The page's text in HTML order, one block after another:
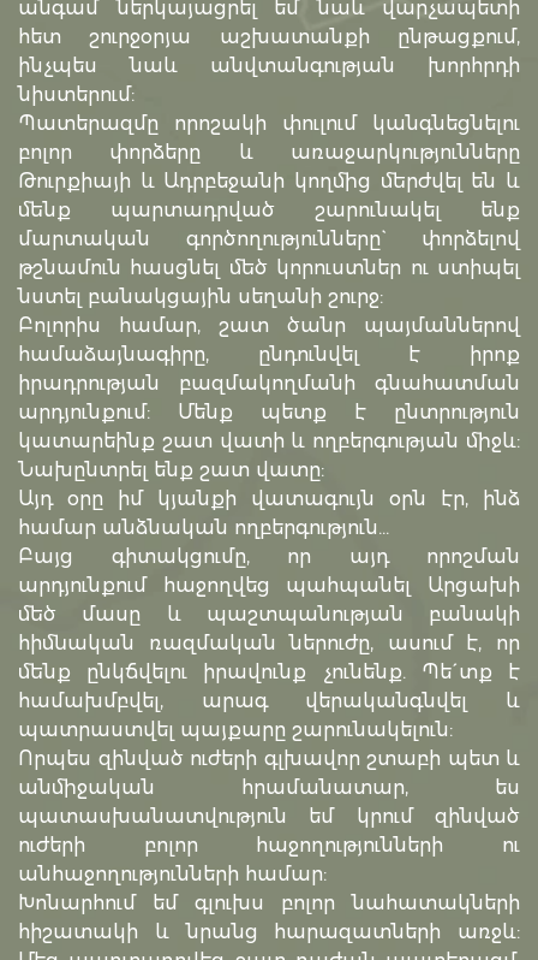
անգամ ներկայացրել եմ նաև վարչապետի
հետ շուրջօրյա աշխատանքի ընթացքում,
ինչպես նաև անվտանգության խորհրդի
նիստերում:
Պատերազմը որոշակի փուլում կանգնեցնելու
բոլոր փորձերը և առաջարկությունները
Թուրքիայի և Ադրբեջանի կողմից մերժվել են և
մենք պարտադրված շարունակել ենք
մարտական գործողությունները` փորձելով
թշնամուն հասցնել մեծ կորուստներ ու ստիպել
նստել բանակցային սեղանի շուրջ:
Բոլորիս համար, շատ ծանր պայմաններով
համաձայնագիրը, ընդունվել է իրոք
իրադրության բազմակողմանի գնահատման
արդյունքում: Մենք պետք է ընտրություն
կատարեինք շատ վատի և ողբերգության միջև:
Նախընտրել ենք շատ վատը:
Այդ օրը իմ կյանքի վատագույն օրն էր, ինձ
համար անձնական ողբերգություն…
Բայց գիտակցումը, որ այդ որոշման
արդյունքում հաջողվեց պահպանել Արցախի
մեծ մասը և պաշտպանության բանակի
հիմնական ռազմական ներուժը, ասում է, որ
մենք ընկճվելու իրավունք չունենք. Պե´տք է
համախմբվել, արագ վերականգնվել և
պատրաստվել պայքարը շարունակելուն:
Որպես զինված ուժերի գլխավոր շտաբի պետ և
անմիջական հրամանատար, ես
պատասխանատվություն եմ կրում զինված
ուժերի բոլոր հաջողությունների ու
անհաջողությունների համար:
Խոնարհում եմ գլուխս բոլոր նահատակների
հիշատակի և նրանց հարազատների առջև: